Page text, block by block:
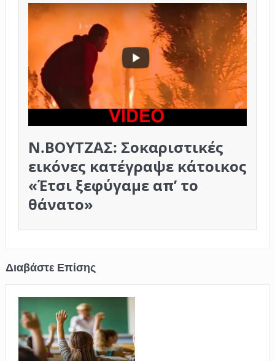
Ν.ΒΟΥΤΖΑΣ: Σοκαριστικές
εικόνες κατέγραψε κάτοικος
«Έτσι ξεφύγαμε απ’ το
θάνατο»